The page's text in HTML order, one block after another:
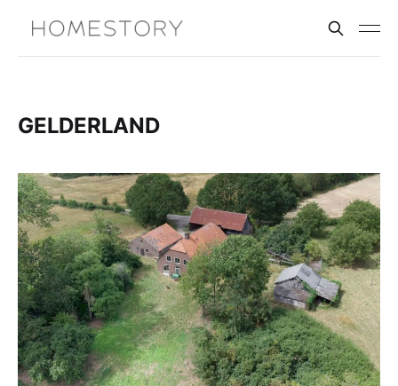
GELDERLAND